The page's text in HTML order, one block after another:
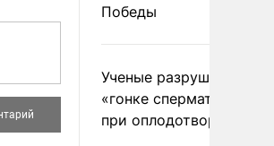
Победы
Ученые разрушили миф
«гонке
при оплодотворении